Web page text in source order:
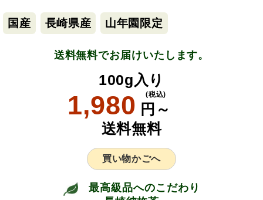
国産 長崎県産 山年園限定
送料無料でお届けいたします。
100g入り
1,980 円～
(税込)
送料無料
買い物かごへ
最高級品へのこだわり